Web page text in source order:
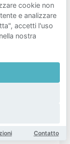
Terrors
cookie non
e analizzare
accetti l'uso
nostra
Contatto